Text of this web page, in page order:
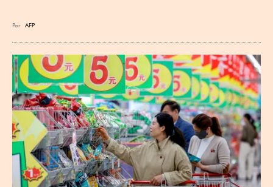
Por AFP